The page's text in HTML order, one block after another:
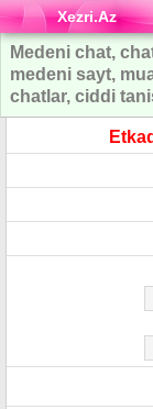
Xezri.Az
Medeni chat,
medeni sayt,
chatlar, ciddi